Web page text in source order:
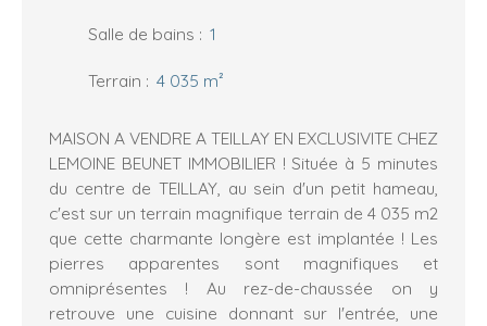
Salle de bains : 1
Terrain : 4 035 m²
MAISON A VENDRE A TEILLAY EN EXCLUSIVITE CHEZ
LEMOINE BEUNET IMMOBILIER ! Située à 5 minutes
du centre de TEILLAY, au sein d'un petit hameau,
c'est sur un terrain magnifique terrain de 4 035 m2
que cette charmante longère est implantée ! Les
pierres apparentes sont magnifiques et
omniprésentes ! Au rez-de-chaussée on y
retrouve une cuisine donnant sur l'entrée, une